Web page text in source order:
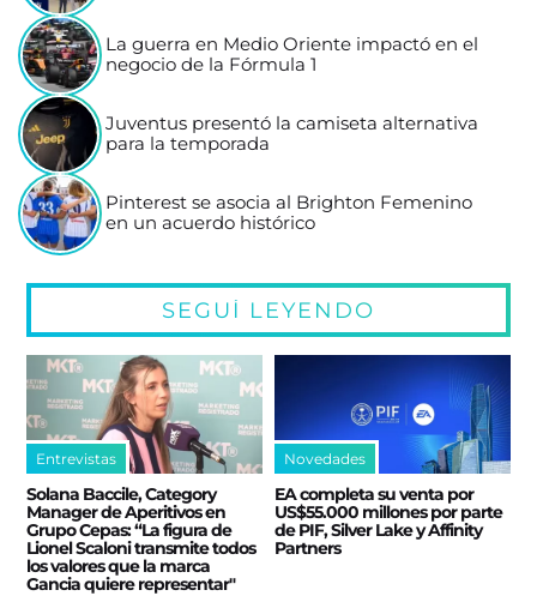
La guerra en Medio Oriente impactó en el
negocio de la Fórmula 1
Juventus presentó la camiseta alternativa
para la temporada
Pinterest se asocia al Brighton Femenino
en un acuerdo histórico
SEGUÍ LEYENDO
Entrevistas
Solana Baccile, Category
Manager de Aperitivos en
Grupo Cepas: “La figura de
Lionel Scaloni transmite todos
los valores que la marca
Gancia quiere representar"
Novedades
EA completa su venta por
US$55.000 millones por parte
de PIF, Silver Lake y Affinity
Partners